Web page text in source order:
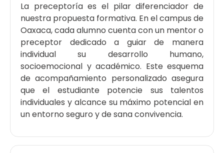
La preceptoría es el pilar diferenciador de
nuestra propuesta formativa. En el campus de
Oaxaca, cada alumno cuenta con un mentor o
preceptor dedicado a guiar de manera
individual su desarrollo humano,
socioemocional y académico. Este esquema
de acompañamiento personalizado asegura
que el estudiante potencie sus talentos
individuales y alcance su máximo potencial en
un entorno seguro y de sana convivencia.